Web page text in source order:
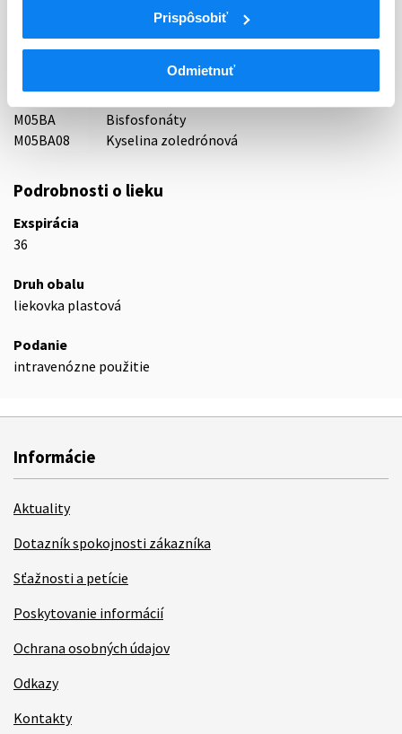
Prispôsobiť
Odmietnuť
M
Muskuloskeletálny systém
M05B
Liečivá ovplyvňujúce stavbu a mineralizáciu
M05BA
Bisfosfonáty
M05BA08
Kyselina zoledrónová
Podrobnosti o lieku
Exspirácia
36
Druh obalu
liekovka plastová
Podanie
intravenózne použitie
Informácie
Aktuality
Dotazník spokojnosti zákazníka
Sťažnosti a petície
Poskytovanie informácií
Ochrana osobných údajov
Odkazy
Kontakty